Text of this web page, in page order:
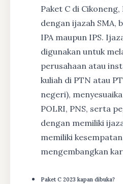
Paket C di
dengan ijazah SMA,
IPA maupun IPS.
digunakan untuk
perusahaan atau
kuliah di PTN atau
negeri),
POLRI, PNS, serta
dengan memiliki
memiliki
mengembangkan
Paket C 2023 kapan dibuka?